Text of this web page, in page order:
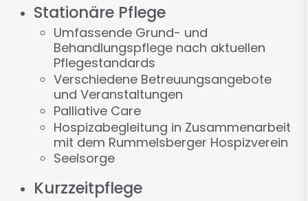
Stationäre Pflege
Umfassende Grund- und
Behandlungspflege nach aktuellen
Pflegestandards
Verschiedene Betreuungsangebote
und Veranstaltungen
Palliative Care
Hospizabegleitung in Zusammenarbeit
mit dem Rummelsberger Hospizverein
Seelsorge
Kurzzeitpflege